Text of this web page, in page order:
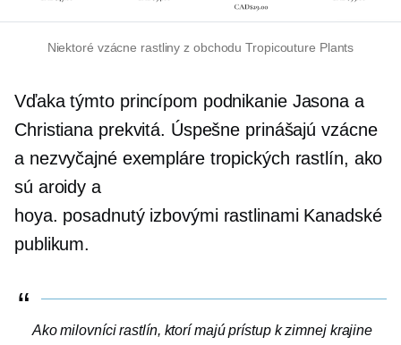
Niektoré vzácne rastliny z obchodu Tropicouture Plants
Vďaka týmto princípom podnikanie Jasona a
Christiana prekvitá. Úspešne prinášajú vzácne
a nezvyčajné exempláre tropických rastlín, ako
sú aroidy a
hoya. posadnutý izbovými rastlinamiKanadské
publikum.
Ako milovníci rastlín, ktorí majú prístup k zimnej krajine